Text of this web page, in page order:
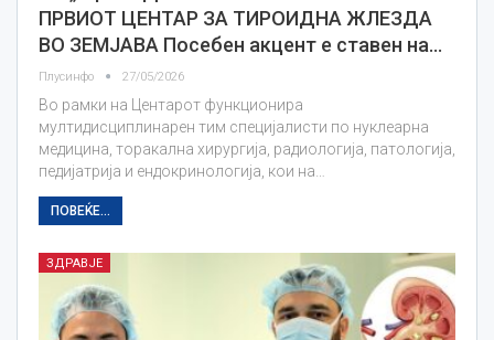
ПРВИОТ ЦЕНТАР ЗА ТИРОИДНА ЖЛЕЗДА
ВО ЗЕМЈАВА Посебен акцент е ставен на…
Плусинфо 27/05/2026
Во рамки на Центарот функционира
мултидисциплинарен тим специјалисти по нуклеарна
медицина, торакална хирургија, радиологија, патологија,
педијатрија и ендокринологија, кои на…
ПОВЕЌЕ...
ЗДРАВЈЕ